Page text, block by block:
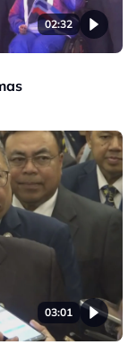
02:32
03:01